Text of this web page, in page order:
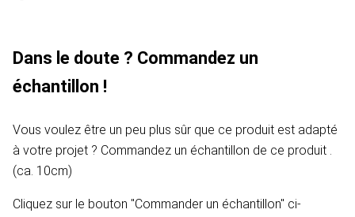
Dans le doute ? Commandez un
échantillon !
Vous voulez être un peu plus sûr que ce produit est adapté
à votre projet ? Commandez un échantillon de ce produit .
(ca. 10cm)
Cliquez sur le bouton "Commander un échantillon" ci-